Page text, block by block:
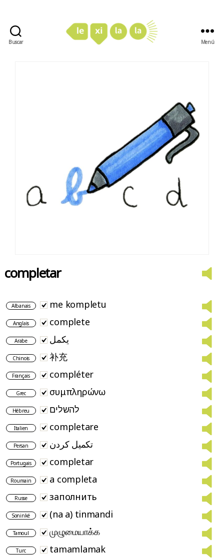
Buscar Menú
completar
Albanais me kompletu
Anglais complete
Arabe يكمل
Chinois 补充
Français compléter
Grec συμπληρώνω
Hébreu להשלים
Italien completare
Persan تکمیل کردن
Portugais completar
Roumain a completa
Russe заполнить
Soninké (na a) tinmandi
Tamoul முழுமையாக்க
Turc tamamlamak